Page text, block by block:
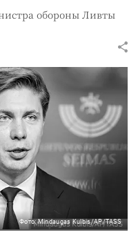
обороны Ливты
Фото: Mindaugas Kulbis/AP/TASS